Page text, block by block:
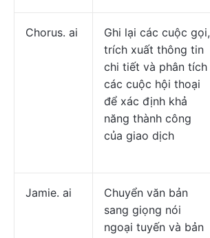
Chorus. ai
Ghi lại các cuộc gọi,
trích xuất thông tin
chi tiết và phân tích
các cuộc hội thoại
để xác định khả
năng thành công
của giao dịch
Jamie. ai
Chuyển văn bản
sang giọng nói
ngoại tuyến và bản